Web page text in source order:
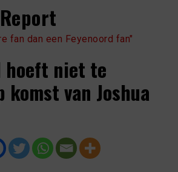
fan dan een Feyenoord fan"
hoeft niet te
komst van Joshua